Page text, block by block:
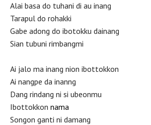
Alai basa do tuhani di au inang
Tarapul do rohakki
Gabe adong do ibotokku dainang
Sian tubuni rimbangmi
Ai jalo ma inang nion ibottokkon
Ai nangpe da inanng
Dang rindang ni si ubeonmu
Ibottokkon nama
Songon ganti ni damang